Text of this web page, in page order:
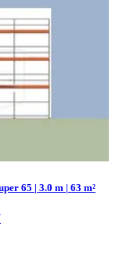
65 | 3.0 m | 63 m²